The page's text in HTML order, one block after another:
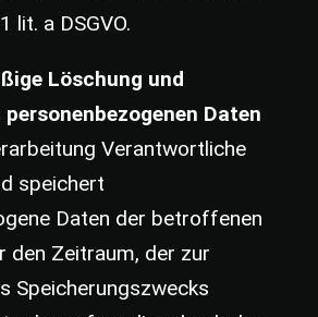
lit. a DSGVO.
Löschung und
Daten
Verantwortliche
speichert
Daten der betroffenen
den Zeitraum, der zur
Speicherungszwecks